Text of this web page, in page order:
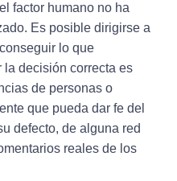
el factor humano no ha
. Es posible dirigirse a
lo que
la decisión correcta es
de personas o
que pueda dar fe del
defecto, de alguna red
reales de los